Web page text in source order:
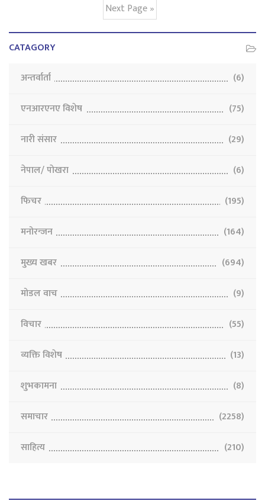
Next Page »
CATAGORY
अन्तर्वार्ता
(6)
एनआरएनए विशेष
(75)
नारी संसार
(29)
नेपाल/ पाेखरा
(6)
फिचर
(195)
मनोरन्जन
(164)
मुख्य खबर
(694)
मोडल वाच
(9)
विचार
(55)
व्यक्ति विशेष
(13)
शुभकामना
(8)
समाचार
(2258)
साहित्य
(210)